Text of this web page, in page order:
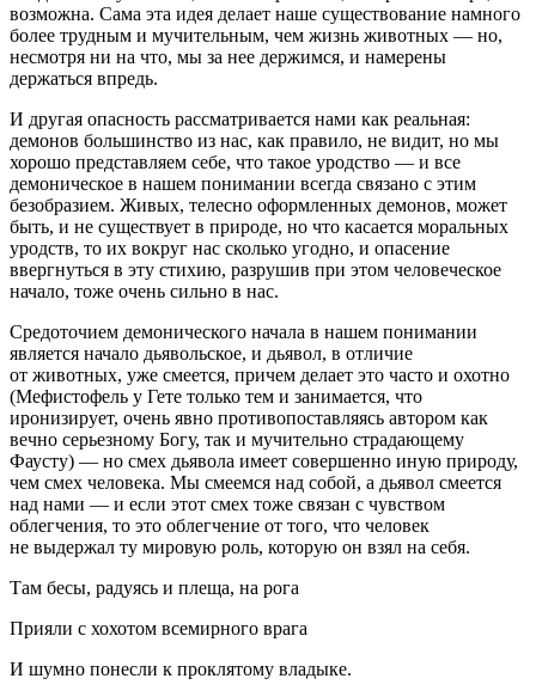
возможна. Сама эта идея делает наше существование намного
более трудным и мучительным, чем жизнь животных — но,
несмотря ни на что, мы за нее держимся, и намерены
держаться впредь.
И другая опасность рассматривается нами как реальная:
демонов большинство из нас, как правило, не видит, но мы
хорошо представляем себе, что такое уродство — и все
демоническое в нашем понимании всегда связано с этим
безобразием. Живых, телесно оформленных демонов, может
быть, и не существует в природе, но что касается моральных
уродств, то их вокруг нас сколько угодно, и опасение
ввергнуться в эту стихию, разрушив при этом человеческое
начало, тоже очень сильно в нас.
Средоточием демонического начала в нашем понимании
является начало дьявольское, и дьявол, в отличие
от животных, уже смеется, причем делает это часто и охотно
(Мефистофель у Гете только тем и занимается, что
иронизирует, очень явно противопоставляясь автором как
вечно серьезному Богу, так и мучительно страдающему
Фаусту) — но смех дьявола имеет совершенно иную природу,
чем смех человека. Мы смеемся над собой, а дьявол смеется
над нами — и если этот смех тоже связан с чувством
облегчения, то это облегчение от того, что человек
не выдержал ту мировую роль, которую он взял на себя.
Там бесы, радуясь и плеща, на рога
Прияли с хохотом всемирного врага
И шумно понесли к проклятому владыке.